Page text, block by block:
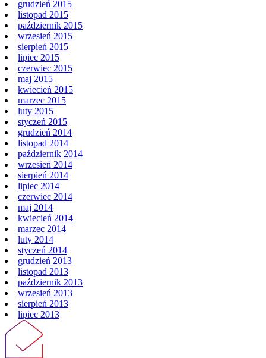
styczeń 2016
grudzień 2015
listopad 2015
październik 2015
wrzesień 2015
sierpień 2015
lipiec 2015
czerwiec 2015
maj 2015
kwiecień 2015
marzec 2015
luty 2015
styczeń 2015
grudzień 2014
listopad 2014
październik 2014
wrzesień 2014
sierpień 2014
lipiec 2014
czerwiec 2014
maj 2014
kwiecień 2014
marzec 2014
luty 2014
styczeń 2014
grudzień 2013
listopad 2013
październik 2013
wrzesień 2013
sierpień 2013
lipiec 2013